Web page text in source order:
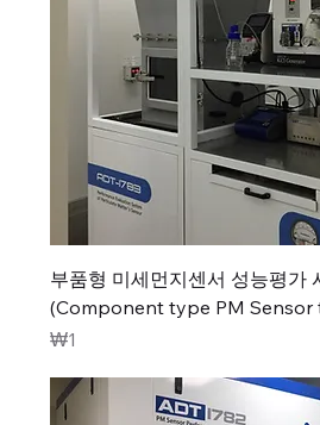
부품형 미세먼지센서 성능평가
(Component type PM Sensor
가격
₩1